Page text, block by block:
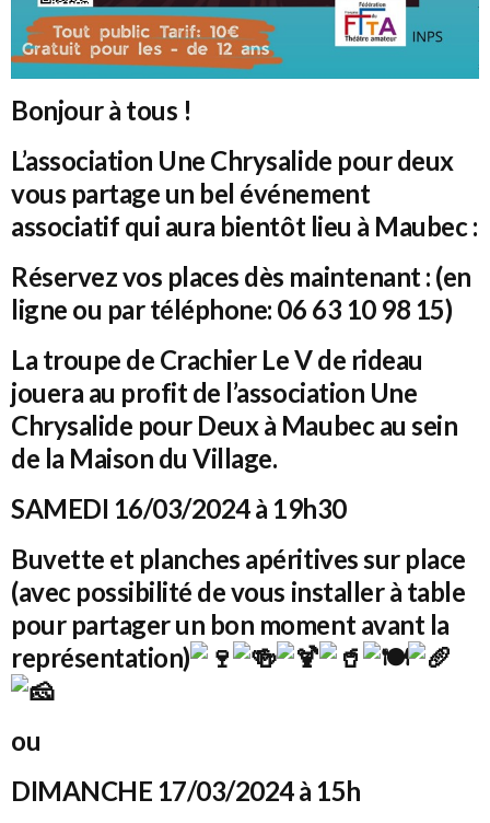
Bonjour à tous !
L’association Une Chrysalide pour deux
vous partage un bel événement
associatif qui aura bientôt lieu à Maubec :
Réservez vos places dès maintenant : (en
ligne ou par téléphone: 06 63 10 98 15)
La troupe de Crachier Le V de rideau
jouera au profit de l’association Une
Chrysalide pour Deux à Maubec au sein
de la Maison du Village.
SAMEDI 16/03/2024 à 19h30
Buvette et planches apéritives sur place
(avec possibilité de vous installer à table
pour partager un bon moment avant la
représentation)
ou
DIMANCHE 17/03/2024 à 15h